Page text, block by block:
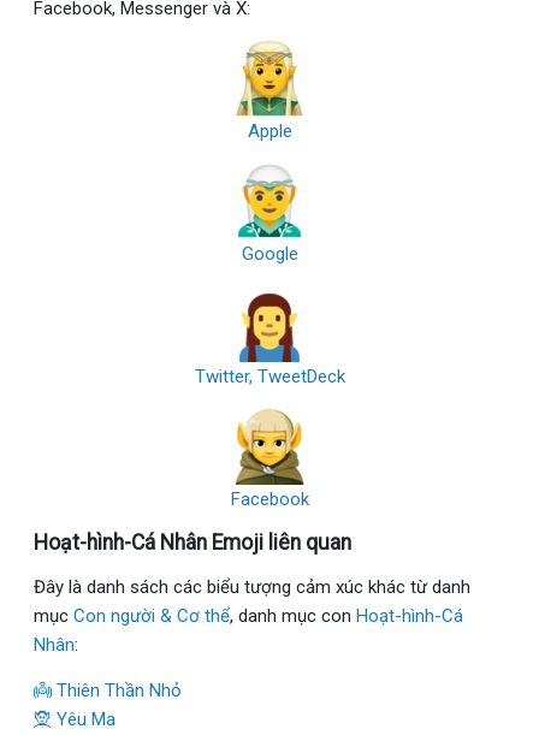
Facebook, Messenger và X:
Apple
Google
Twitter, TweetDeck
Facebook
Hoạt-hình-Cá Nhân Emoji liên quan
Đây là danh sách các biểu tượng cảm xúc khác từ danh
mục Con người & Cơ thể, danh mục con Hoạt-hình-Cá
Nhân:
👼 Thiên Thần Nhỏ
🧝 Yêu Ma